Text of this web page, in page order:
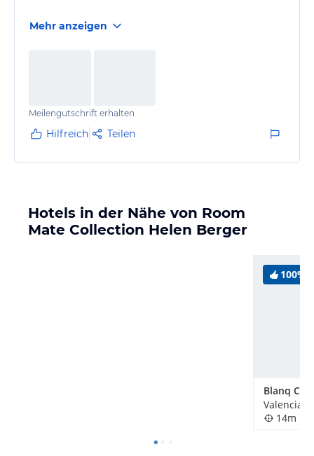
Mehr anzeigen
Meilengutschrift erhalten
Hilfreich Teilen
Hotels in der Nähe von Room
Mate Collection Helen Berger
100%
Blanq
Valencia,
14m